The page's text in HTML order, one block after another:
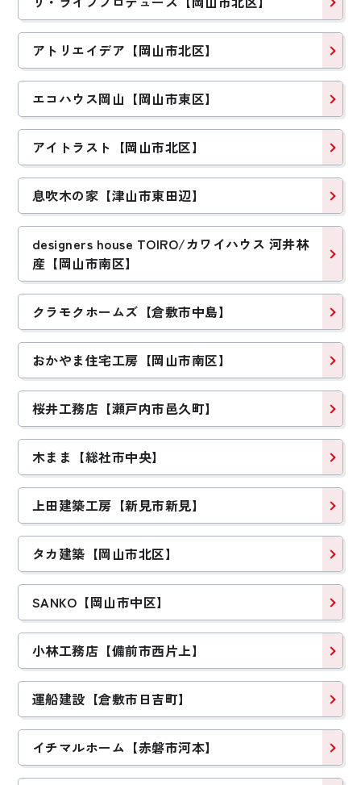
アトリエイデア【岡山市北区】
エコハウス岡山【岡山市東区】
アイトラスト【岡山市北区】
息吹木の家【津山市東田辺】
designers house TOIRO/カワイハウス 河井林
産【岡山市南区】
クラモクホームズ【倉敷市中島】
おかやま住宅工房【岡山市南区】
桜井工務店【瀬戸内市邑久町】
木まま【総社市中央】
上田建築工房【新見市新見】
タカ建築【岡山市北区】
SANKO【岡山市中区】
小林工務店【備前市西片上】
運船建設【倉敷市日吉町】
イチマルホーム【赤磐市河本】